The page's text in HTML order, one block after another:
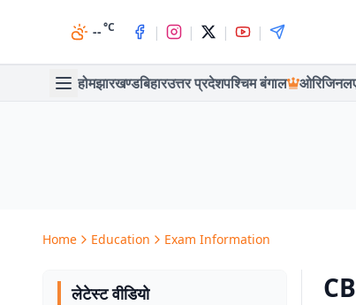
--°C | | | |
होमझारखण्डबिहारउत्तर प्रदेशपश्चिम बंगाल ओरिजिनल
Home Education Exam Information
लेटेस्ट वीडियो